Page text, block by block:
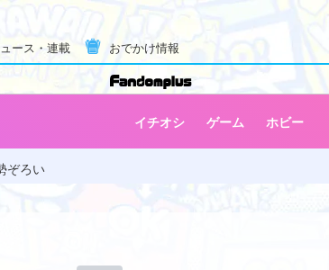
ース・連載 おでかけ情報
イチオシ ゲーム ホビー
ぞろい